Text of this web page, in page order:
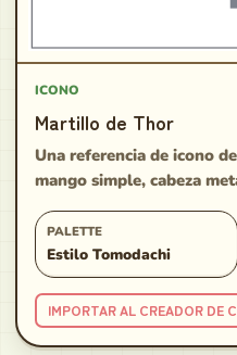
ICONO
Martillo de Thor
Una referencia de icono
mango simple, cabeza
PALETTE
Estilo Tomodachi
IMPORTAR AL CREADOR DE